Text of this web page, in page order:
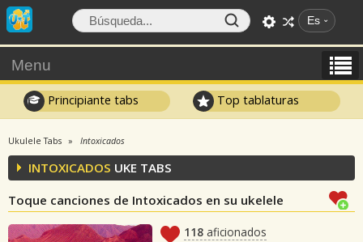
Es
Menu
Principiante tabs Top tablaturas
Ukulele Tabs Intoxicados
INTOXICADOS UKE TABS
Toque canciones de Intoxicados en su ukelele
118 aficionados